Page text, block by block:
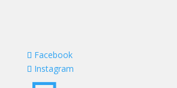
Facebook
Instagram